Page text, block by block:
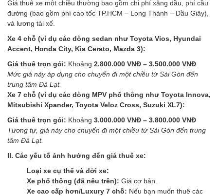
Giá thuê xe một chiều thường bao gồm chi phí xăng dầu, phí cầu
đường (bao gồm phí cao tốc TP.HCM – Long Thành – Dầu Giây),
và lương tài xế.
Xe 4 chỗ (ví dụ các dòng sedan như Toyota Vios, Hyundai
Accent, Honda City, Kia Cerato, Mazda 3):
Giá thuê trọn gói: Khoảng 2.800.000 VNĐ – 3.500.000 VNĐ
Mức giá này áp dụng cho chuyến đi một chiều từ Sài Gòn đến
trung tâm Đà Lạt.
Xe 7 chỗ (ví dụ các dòng MPV phổ thông như Toyota Innova,
Mitsubishi Xpander, Toyota Veloz Cross, Suzuki XL7):
Giá thuê trọn gói: Khoảng 3.000.000 VNĐ – 3.800.000 VNĐ
Tương tự, giá này cho chuyến đi một chiều từ Sài Gòn đến trung
tâm Đà Lạt.
II. Các yếu tố ảnh hưởng đến giá thuê xe:
Loại xe cụ thể và đời xe:
Xe phổ thông (đã nêu trên): Giá cơ bản.
Xe cao cấp hơn/Luxury 7 chỗ: Nếu bạn muốn thuê các